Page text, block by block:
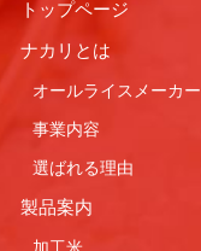
トップページ
ナカリとは
オールライスメーカー
事業内容
選ばれる理由
製品案内